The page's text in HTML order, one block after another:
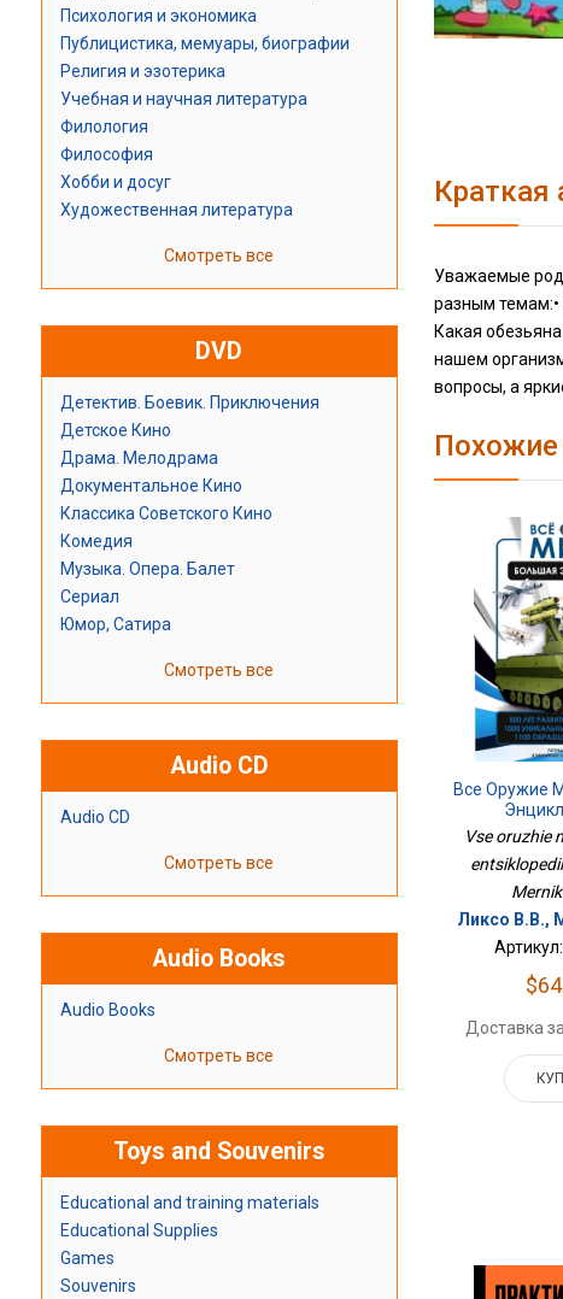
Психология и экономика
Публицистика, мемуары, биографии
Религия и эзотерика
Учебная и научная литература
Филология
Философия
Хобби и досуг
Художественная литература
Смотреть все
DVD
Детектив. Боевик. Приключения
Детское Кино
Драма. Мелодрама
Документальное Кино
Классика Советского Кино
Комедия
Музыка. Опера. Балет
Сериал
Юмор, Сатира
Смотреть все
Audio CD
Audio CD
Смотреть все
Audio Books
Audio Books
Смотреть все
Toys and Souvenirs
Educational and training materials
Educational Supplies
Games
Souvenirs
Краткая
Уважаемые
разным темам:•
Какая
нашем
вопросы, а
Все Оружие
Vse oruzhie
Ликсо В.В.,
Доставка